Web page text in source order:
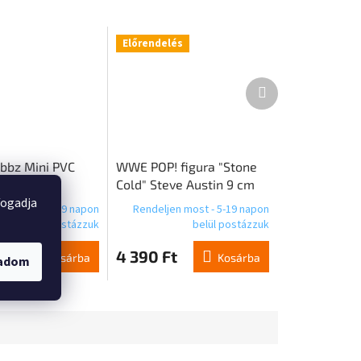
Mini PVC
most - 5-19 napon
belül postázzuk
Kosárba
Előrendelés
WWE POP! figura "Stone
Cold" Steve Austin 9 cm
Rendeljen most - 5-19 napon
belül postázzuk
4 390 Ft Kosárba
Következő
termék